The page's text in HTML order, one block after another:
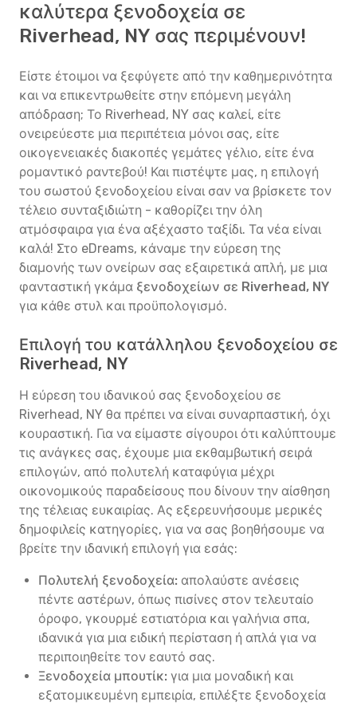
καλύτερα ξενοδοχεία σε
Riverhead, NY σας περιμένουν!
Είστε έτοιμοι να ξεφύγετε από την καθημερινότητα
και να επικεντρωθείτε στην επόμενη μεγάλη
απόδραση; Το Riverhead, NY σας καλεί, είτε
ονειρεύεστε μια περιπέτεια μόνοι σας, είτε
οικογενειακές διακοπές γεμάτες γέλιο, είτε ένα
ρομαντικό ραντεβού! Και πιστέψτε μας, η επιλογή
του σωστού ξενοδοχείου είναι σαν να βρίσκετε τον
τέλειο συνταξιδιώτη - καθορίζει την όλη
ατμόσφαιρα για ένα αξέχαστο ταξίδι. Τα νέα είναι
καλά! Στο eDreams, κάναμε την εύρεση της
διαμονής των ονείρων σας εξαιρετικά απλή, με μια
φανταστική γκάμα ξενοδοχείων σε Riverhead, NY
για κάθε στυλ και προϋπολογισμό.
Επιλογή του κατάλληλου ξενοδοχείου σε
Riverhead, NY
Η εύρεση του ιδανικού σας ξενοδοχείου σε
Riverhead, NY θα πρέπει να είναι συναρπαστική, όχι
κουραστική. Για να είμαστε σίγουροι ότι καλύπτουμε
τις ανάγκες σας, έχουμε μια εκθαμβωτική σειρά
επιλογών, από πολυτελή καταφύγια μέχρι
οικονομικούς παραδείσους που δίνουν την αίσθηση
της τέλειας ευκαιρίας. Ας εξερευνήσουμε μερικές
δημοφιλείς κατηγορίες, για να σας βοηθήσουμε να
βρείτε την ιδανική επιλογή για εσάς:
Πολυτελή ξενοδοχεία: απολαύστε ανέσεις
πέντε αστέρων, όπως πισίνες στον τελευταίο
όροφο, γκουρμέ εστιατόρια και γαλήνια σπα,
ιδανικά για μια ειδική περίσταση ή απλά για να
περιποιηθείτε τον εαυτό σας.
Ξενοδοχεία μπουτίκ: για μια μοναδική και
εξατομικευμένη εμπειρία, επιλέξτε ξενοδοχεία